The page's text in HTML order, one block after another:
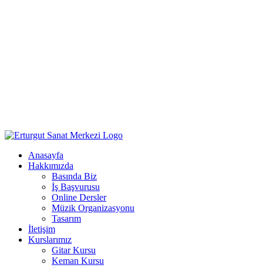
Anasayfa
Hakkımızda
Basında Biz
İş Başvurusu
Online Dersler
Müzik Organizasyonu
Tasarım
İletişim
Kurslarımız
Gitar Kursu
Keman Kursu